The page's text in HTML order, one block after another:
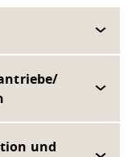
und